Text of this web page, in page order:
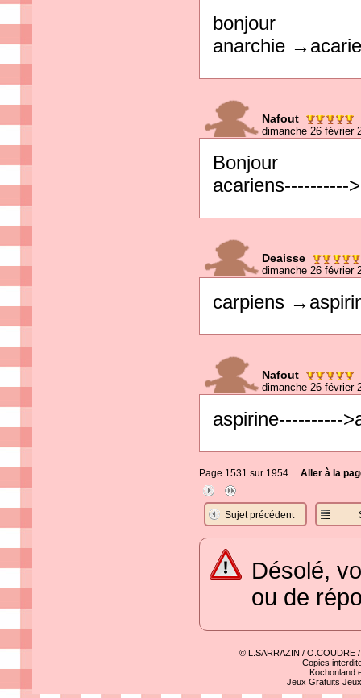
bonjour
anarchie
Nafout
dimanche 26 février
Bonjour
acariens----------
Deaisse
dimanche 26 février
carpiens
Nafout
dimanche 26 février
aspirine----------
Page 1531 sur 1954 Aller à la
Sujet précédent
Désolé,
ou de
© L.SARRAZIN / O.COUDRE
Copies
Kochonland
Jeux Gratuits Jeux